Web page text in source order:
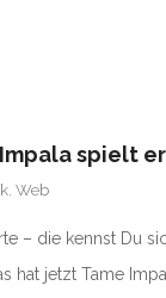
spielt
Web
– die kennst Du
hat jetzt Tame